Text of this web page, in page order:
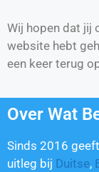
Wij hopen dat jij
website hebt
een keer terug
Over Wat
Sinds 2016
uitleg bij Duitse,